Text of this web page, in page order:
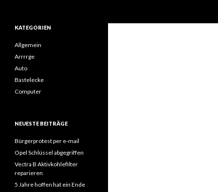
KATEGORIEN
Allgemein
Arrrrge
Auto
Bastelecke
Computer
NEUESTE BEITRÄGE
Bürgerprotest per e-mail
Opel Schlüssel abgegriffen
Vectra B Aktivkohlefilter
reparieren
5 Jahre hoffen hat ein Ende